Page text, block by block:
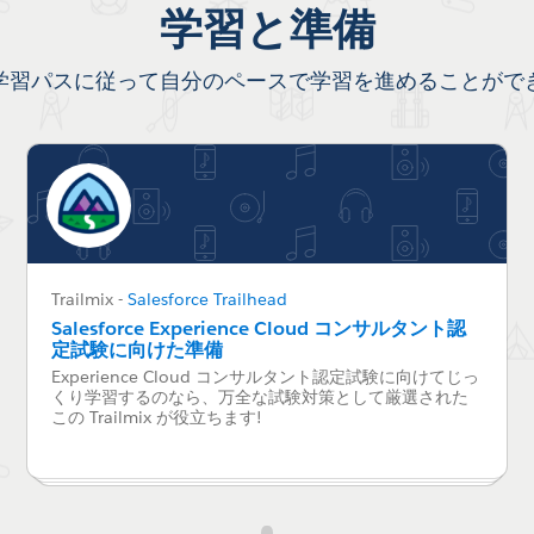
学習と準備
習パスに従って自分のペースで学習を進めることがで
Trailmix- Salesforce Trailhead
Salesforce Experience Cloud コンサルタント認
定試験に向けた準備
Experience Cloud コンサルタント認定試験に向けてじっ
くり学習するのなら、万全な試験対策として厳選された
この Trailmix が役立ちます!